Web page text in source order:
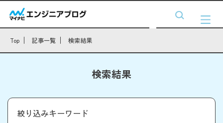
Top 記事一覧 検索結果
検索結果
絞り込みキーワード